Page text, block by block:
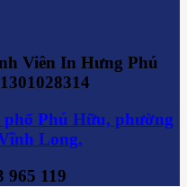
Viên In Hưng Phú
Phú Hữu, phường
Long.
965 119